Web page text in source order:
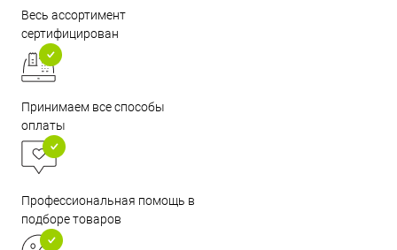
Весь ассортимент
сертифицирован
Принимаем все способы
оплаты
Профессиональная помощь в
подборе товаров